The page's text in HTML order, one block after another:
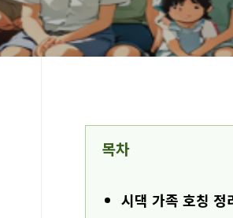
목차
시댁 가족 호칭 정